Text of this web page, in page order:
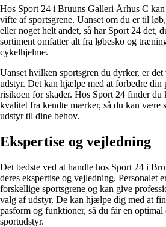
Hos Sport 24 i Bruuns Galleri Århus C
vifte af sportsgrene. Uanset om du er til
eller noget helt andet, så har Sport 24 det,
sortiment omfatter alt fra løbesko og
cykelhjelme.
Uanset hvilken sportsgren du dyrker, er
udstyr. Det kan hjælpe med at forbedre din
risikoen for skader. Hos Sport 24 finder du
kvalitet fra kendte mærker, så du kan være
udstyr til dine behov.
Ekspertise og vejledning
Det bedste ved at handle hos Sport 24 i
deres ekspertise og vejledning. Personalet
forskellige sportsgrene og kan give
valg af udstyr. De kan hjælpe dig med at
pasform og funktioner, så du får en optimal
sportudstyr.